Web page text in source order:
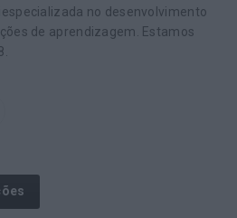
no desenvolvimento
de aprendizagem. Estamos